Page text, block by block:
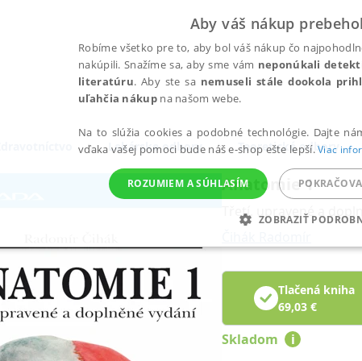
Lekárske odbory Teoretické odbory
Anatomie 1
Třetí, upravené a
Tlačená kniha
69,03€
Skladom i
Aby váš nákup
Robíme všetko pre to, aby bol váš nákup čo
nakúpili. Snažíme sa, aby sme vám neponúkali
literatúru. Aby ste sa nemuseli stále dookola
uľahčia nákupna našom webe.
Na to slúžia cookies a podobné technológie. Dajte
vďaka vašej pomoci bude náš e-shop ešte lepší.Viac
ROZUMIEM A SÚHLASÍM
ZOBRAZIŤ
POTREBNÉ ANALYTICKÉ MARKETINGOVÉ
Potrebné Analytické
základné funkcie webovej stránky, ako je prihlásenie používateľa a správa